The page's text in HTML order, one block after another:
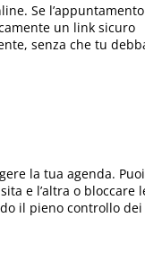
Se l’appuntamento
un link sicuro
senza che tu
la tua agenda. Puoi
e l’altra o bloccare
il pieno controllo dei